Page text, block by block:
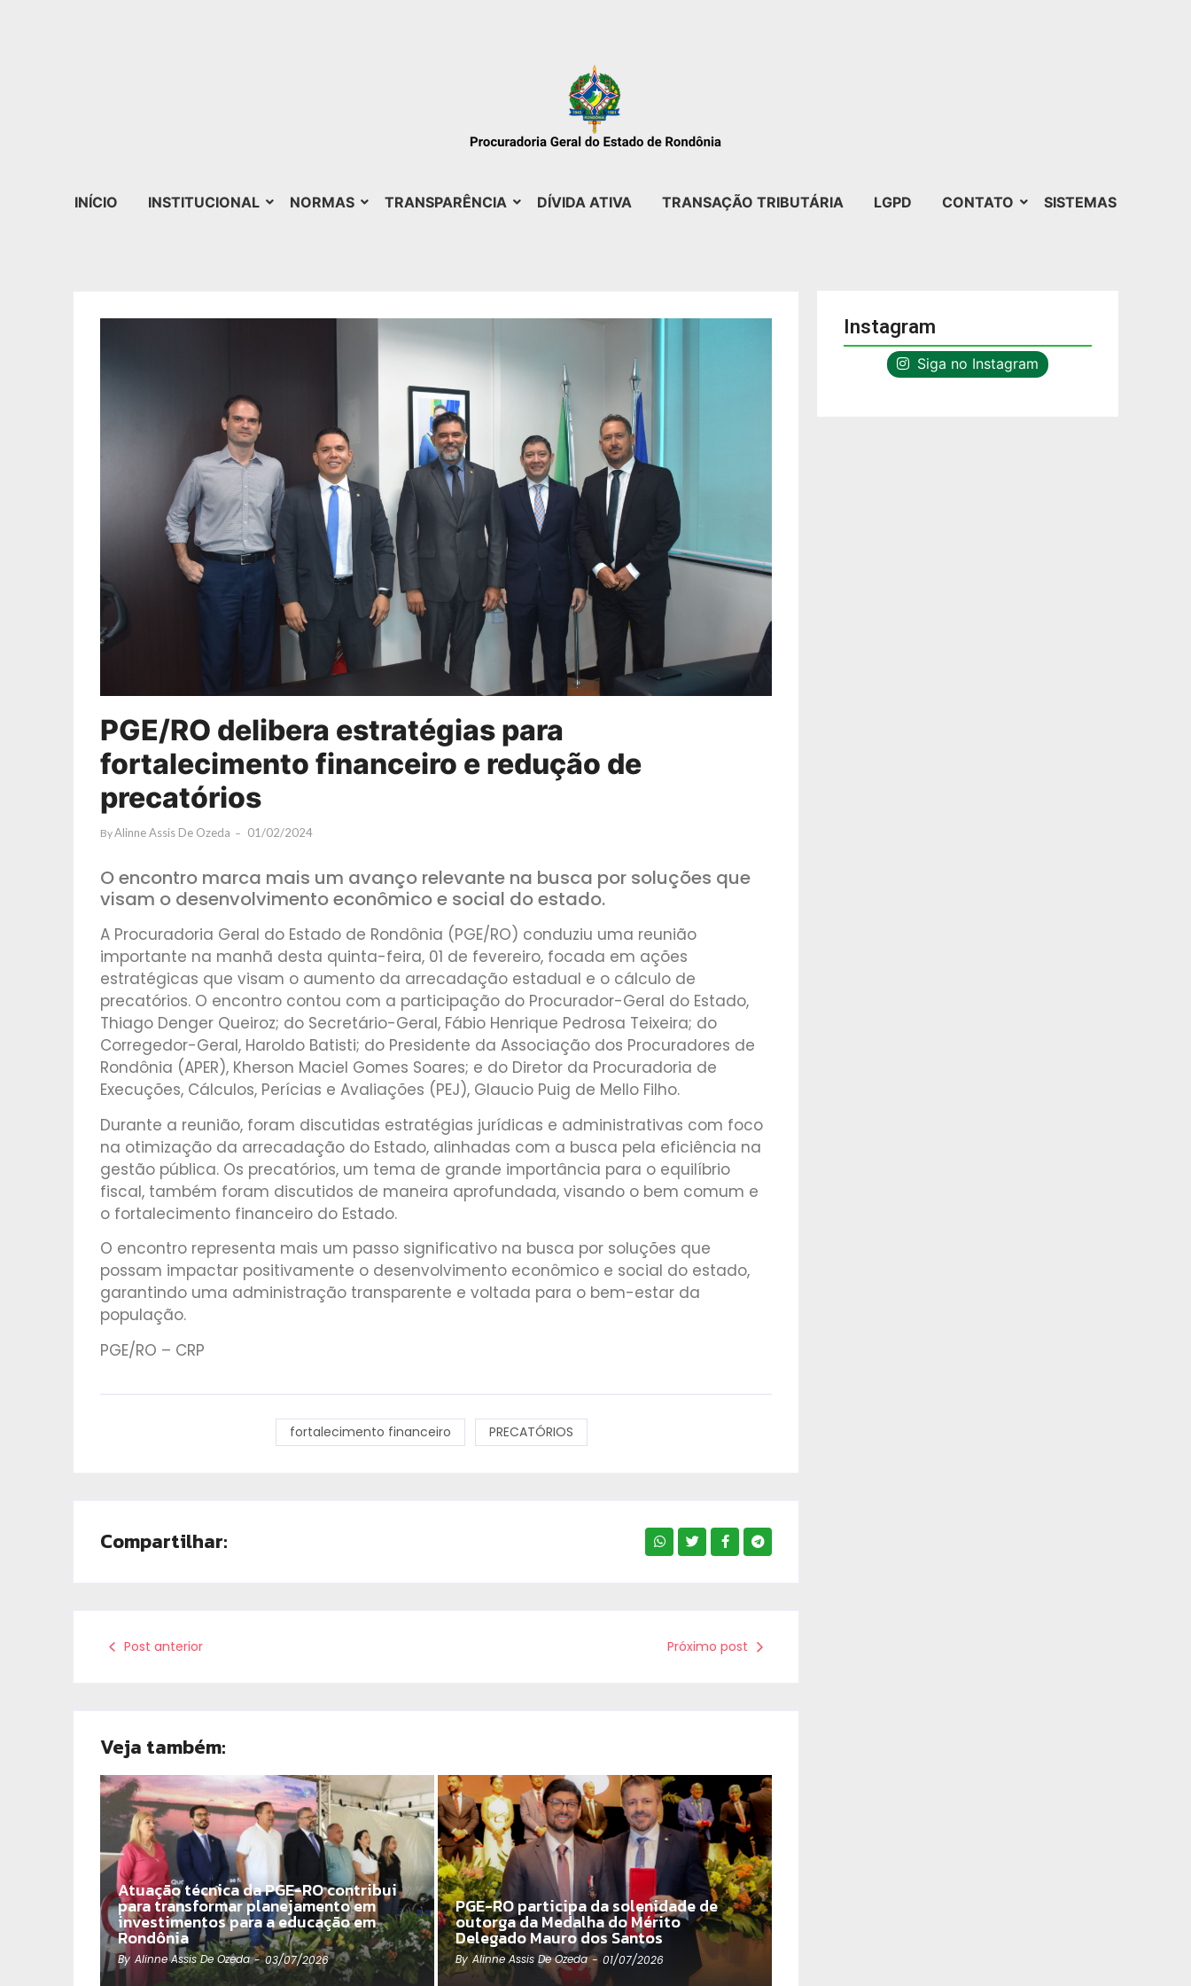
INÍCIO INSTITUCIONAL NORMAS TRANSPARÊNCIA DÍVIDA ATIVA TRANSAÇÃO TRIBUTÁRIA LGPD CONTATO SISTEMAS
PGE/RO delibera estratégias para
fortalecimento financeiro e redução de
precatórios
ByAlinne Assis De Ozeda 01/02/2024
O encontro marca mais um avanço relevante na busca por soluções que
visam o desenvolvimento econômico e social do estado.
A Procuradoria Geral do Estado de Rondônia (PGE/RO) conduziu uma reunião
importante na manhã desta quinta-feira, 01 de fevereiro, focada em ações
estratégicas que visam o aumento da arrecadação estadual e o cálculo de
precatórios. O encontro contou com a participação do Procurador-Geral do Estado,
Thiago Denger Queiroz; do Secretário-Geral, Fábio Henrique Pedrosa Teixeira; do
Corregedor-Geral, Haroldo Batisti; do Presidente da Associação dos Procuradores de
Rondônia (APER), Kherson Maciel Gomes Soares; e do Diretor da Procuradoria de
Execuções, Cálculos, Perícias e Avaliações (PEJ), Glaucio Puig de Mello Filho.
Durante a reunião, foram discutidas estratégias jurídicas e administrativas com foco
na otimização da arrecadação do Estado, alinhadas com a busca pela eficiência na
gestão pública. Os precatórios, um tema de grande importância para o equilíbrio
fiscal, também foram discutidos de maneira aprofundada, visando o bem comum e
o fortalecimento financeiro do Estado.
O encontro representa mais um passo significativo na busca por soluções que
possam impactar positivamente o desenvolvimento econômico e social do estado,
garantindo uma administração transparente e voltada para o bem-estar da
população.
PGE/RO – CRP
fortalecimento financeiro PRECATÓRIOS
Compartilhar:
Post anterior Próximo post
Veja também:
Atuação técnica da PGE-RO contribui
para transformar planejamento em
investimentos para a educação em
Rondônia
By Alinne Assis De Ozeda - 03/07/2026
PGE-RO participa da solenidade de
outorga da Medalha do Mérito
Delegado Mauro dos Santos
By Alinne Assis De Ozeda - 01/07/2026
Instagram
Siga no Instagram